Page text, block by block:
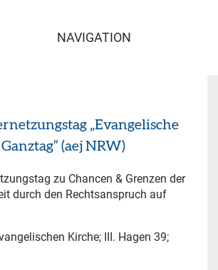
NAVIGATION
„Evangelische
(aej NRW)
zu Chancen & Grenzen der
durch den Rechtsanspruch auf
Kirche; III. Hagen 39;